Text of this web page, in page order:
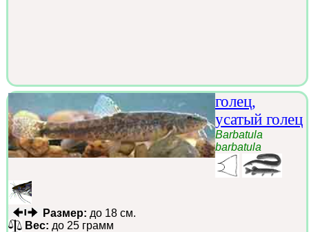
голец,
усатый голец
Barbatula
barbatula
Размер: до 18 см.
Вес: до 25 грамм